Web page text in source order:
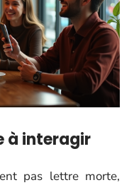
à interagir
pas lettre morte,